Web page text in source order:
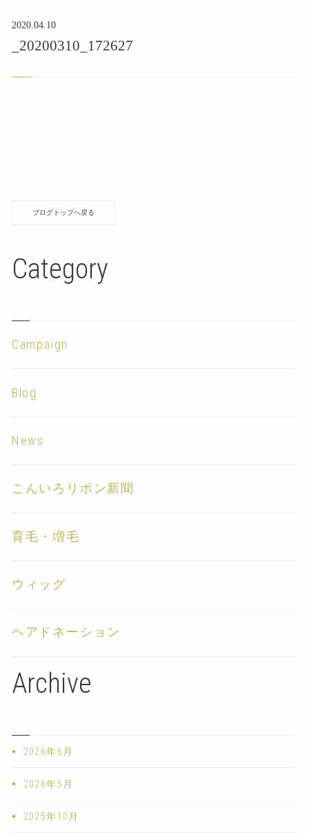
2020.04.10
_20200310_172627
ブログトップへ戻る
Category
Campaign
Blog
News
こんいろリボン新聞
育毛・増毛
ウィッグ
ヘアドネーション
Archive
2026年6月
2026年5月
2025年10月